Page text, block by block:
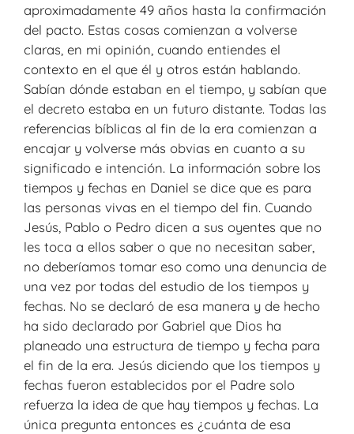
aproximadamente 49 años hasta la confirmación
del pacto. Estas cosas comienzan a volverse
claras, en mi opinión, cuando entiendes el
contexto en el que él y otros están hablando.
Sabían dónde estaban en el tiempo, y sabían que
el decreto estaba en un futuro distante. Todas las
referencias bíblicas al fin de la era comienzan a
encajar y volverse más obvias en cuanto a su
significado e intención. La información sobre los
tiempos y fechas en Daniel se dice que es para
las personas vivas en el tiempo del fin. Cuando
Jesús, Pablo o Pedro dicen a sus oyentes que no
les toca a ellos saber o que no necesitan saber,
no deberíamos tomar eso como una denuncia de
una vez por todas del estudio de los tiempos y
fechas. No se declaró de esa manera y de hecho
ha sido declarado por Gabriel que Dios ha
planeado una estructura de tiempo y fecha para
el fin de la era. Jesús diciendo que los tiempos y
fechas fueron establecidos por el Padre solo
refuerza la idea de que hay tiempos y fechas. La
única pregunta entonces es ¿cuánta de esa